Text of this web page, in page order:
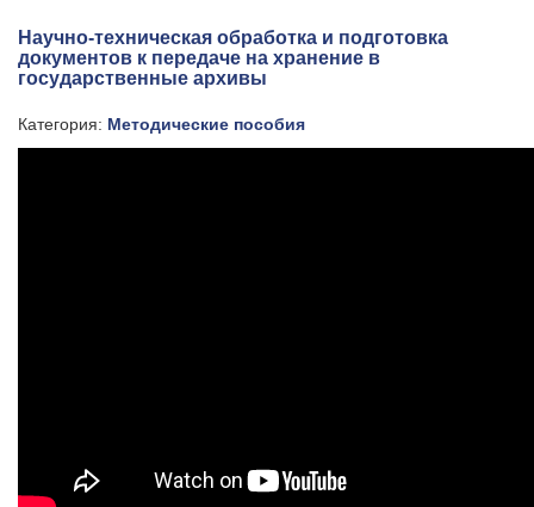
Научно-техническая обработка и подготовка
документов к передаче на хранение в
государственные архивы
Категория: Методические пособия